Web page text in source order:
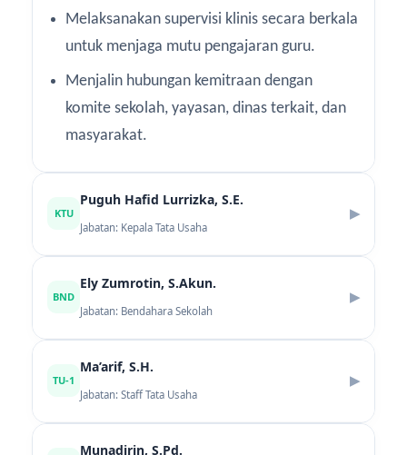
Melaksanakan supervisi klinis secara berkala
untuk menjaga mutu pengajaran guru.
Menjalin hubungan kemitraan dengan
komite sekolah, yayasan, dinas terkait, dan
masyarakat.
KTU
Puguh Hafid Lurrizka, S.E.
Jabatan: Kepala Tata Usaha
▶
FUNGSI UTAMA
Penanggung jawab sistem administrasi perkantoran sekolah,
PERINCIAN TUGAS POKOK
Menyusun rencana anggaran dan program
kerja tahunan bagian tata usaha.
BND
Ely Zumrotin, S.Akun.
Jabatan: Bendahara Sekolah
▶
FUNGSI UTAMA
Pengelola sistem keuangan pusat sekolah yang bertanggung
TU-1
Ma’arif, S.H.
Jabatan: Staff Tata Usaha
▶
FUNGSI UTAMA
Munadirin, S.Pd.